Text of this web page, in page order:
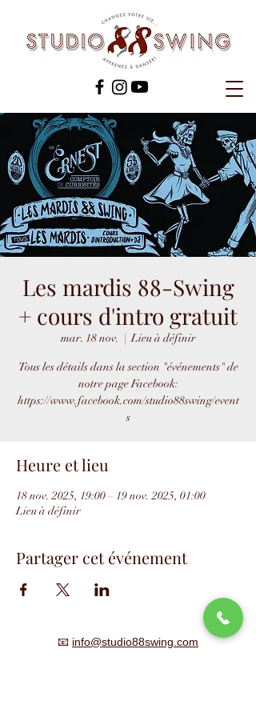
Les mardis 88-Swing
+ cours d'intro gratuit
mar. 18 nov.
  |
Lieu à définir
Tous les détails dans la section "événements" de
notre page Facebook:
https://www.facebook.com/studio88swing/event
s
Heure et lieu
18 nov. 2025, 19:00 – 19 nov. 2025, 01:00
Lieu à définir
Partager cet événement
📧 info@studio88swing.com